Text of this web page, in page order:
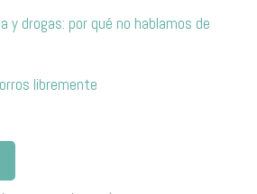
y drogas: por qué no hablamos de
libremente